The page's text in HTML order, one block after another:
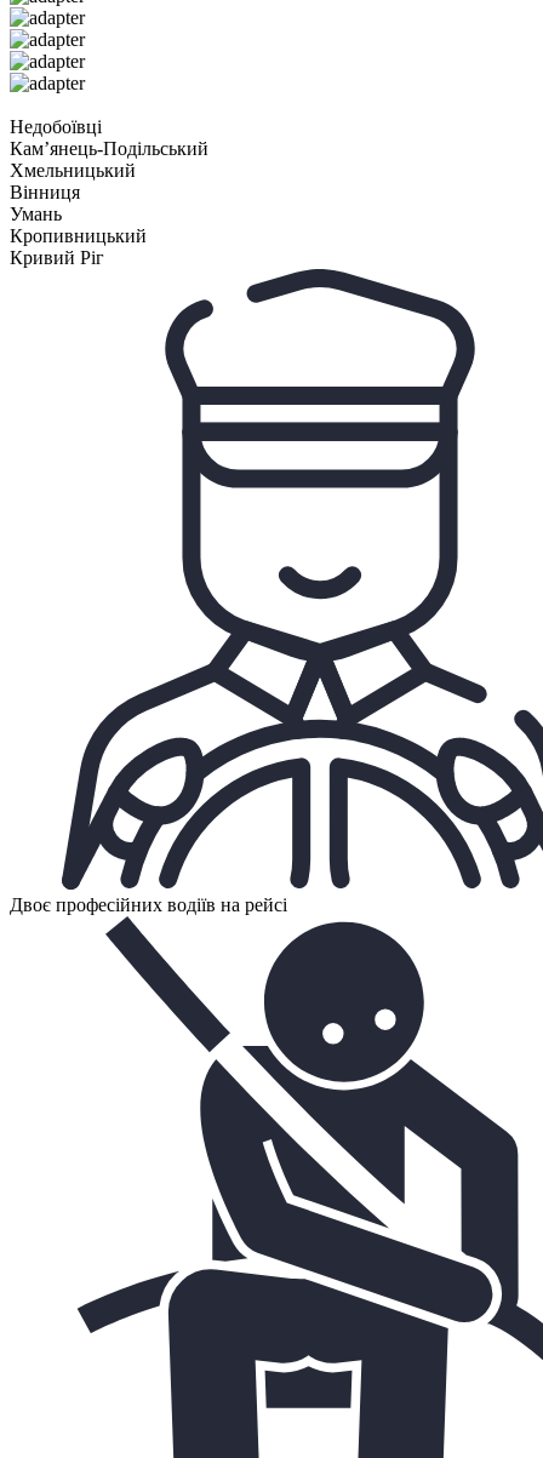
Недобоївці
Камʼянець-Подільський
Хмельницький
Вінниця
Умань
Кропивницький
Кривий Ріг
Двоє професійних водіїв на рейсі